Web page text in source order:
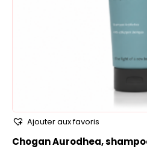
Ajouter aux favoris
Chogan Aurodhea,